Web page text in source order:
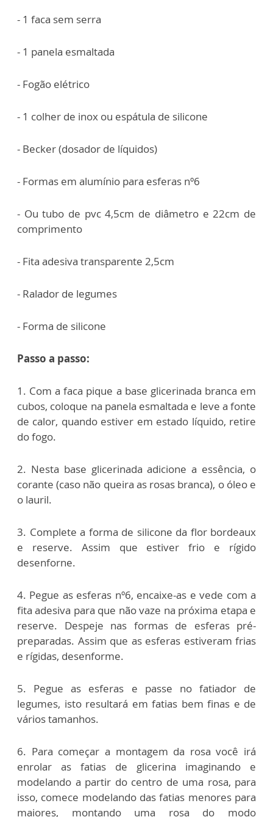
- 1 faca sem serra
- 1 panela esmaltada
- Fogão elétrico
- 1 colher de inox ou espátula de silicone
- Becker (dosador de líquidos)
- Formas em alumínio para esferas nº6
- Ou tubo de pvc 4,5cm de diâmetro e 22cm de
comprimento
- Fita adesiva transparente 2,5cm
- Ralador de legumes
- Forma de silicone
Passo a passo:
1. Com a faca pique a base glicerinada branca em
cubos, coloque na panela esmaltada e leve a fonte
de calor, quando estiver em estado líquido, retire
do fogo.
2. Nesta base glicerinada adicione a essência, o
corante (caso não queira as rosas branca), o óleo e
o lauril.
3. Complete a forma de silicone da flor bordeaux
e reserve. Assim que estiver frio e rígido
desenforne.
4. Pegue as esferas nº6, encaixe-as e vede com a
fita adesiva para que não vaze na próxima etapa e
reserve. Despeje nas formas de esferas pré-
preparadas. Assim que as esferas estiveram frias
e rígidas, desenforme.
5. Pegue as esferas e passe no fatiador de
legumes, isto resultará em fatias bem finas e de
vários tamanhos.
6. Para começar a montagem da rosa você irá
enrolar as fatias de glicerina imaginando e
modelando a partir do centro de uma rosa, para
isso, comece modelando das fatias menores para
maiores, montando uma rosa do modo